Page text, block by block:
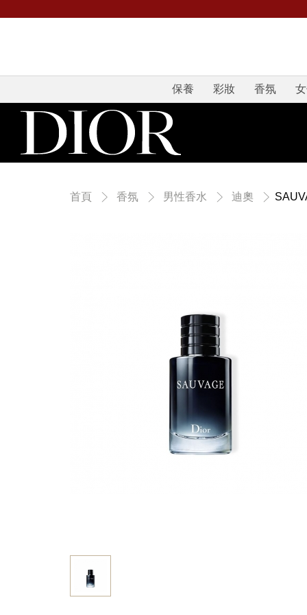
保養 彩妝 香氛
首頁 香氛 男性香水 迪奧